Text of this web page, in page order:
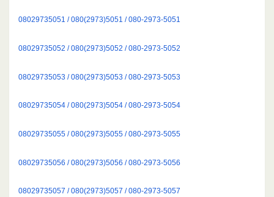
08029735051 / 080(2973)5051 / 080-2973-5051
08029735052 / 080(2973)5052 / 080-2973-5052
08029735053 / 080(2973)5053 / 080-2973-5053
08029735054 / 080(2973)5054 / 080-2973-5054
08029735055 / 080(2973)5055 / 080-2973-5055
08029735056 / 080(2973)5056 / 080-2973-5056
08029735057 / 080(2973)5057 / 080-2973-5057